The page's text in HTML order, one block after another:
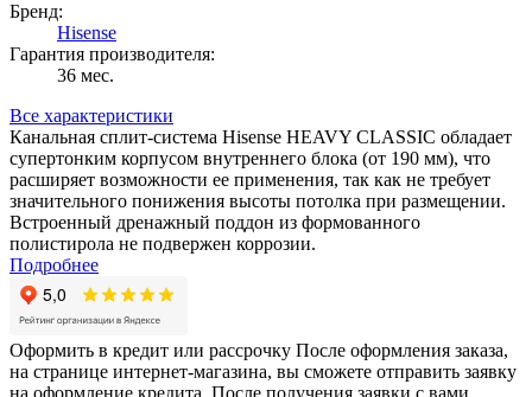
Бренд:
Hisense
Гарантия производителя:
36 мес.
Все характеристики
Канальная сплит-система Hisense HEAVY CLASSIC обладает
супертонким корпусом внутреннего блока (от 190 мм), что
расширяет возможности ее применения, так как не требует
значительного понижения высоты потолка при размещении.
Встроенный дренажный поддон из формованного
полистирола не подвержен коррозии.
Подробнее
Оформить в кредит или рассрочку После оформления заказа,
на странице интернет-магазина, вы сможете отправить заявку